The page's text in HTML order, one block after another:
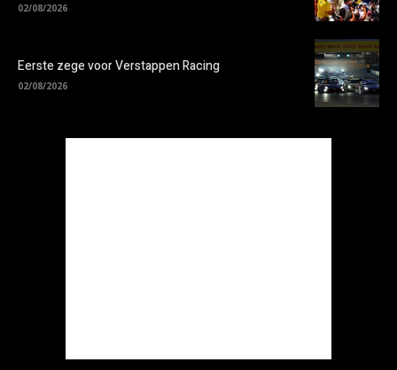
02/08/2026
Eerste zege voor Verstappen Racing
02/08/2026